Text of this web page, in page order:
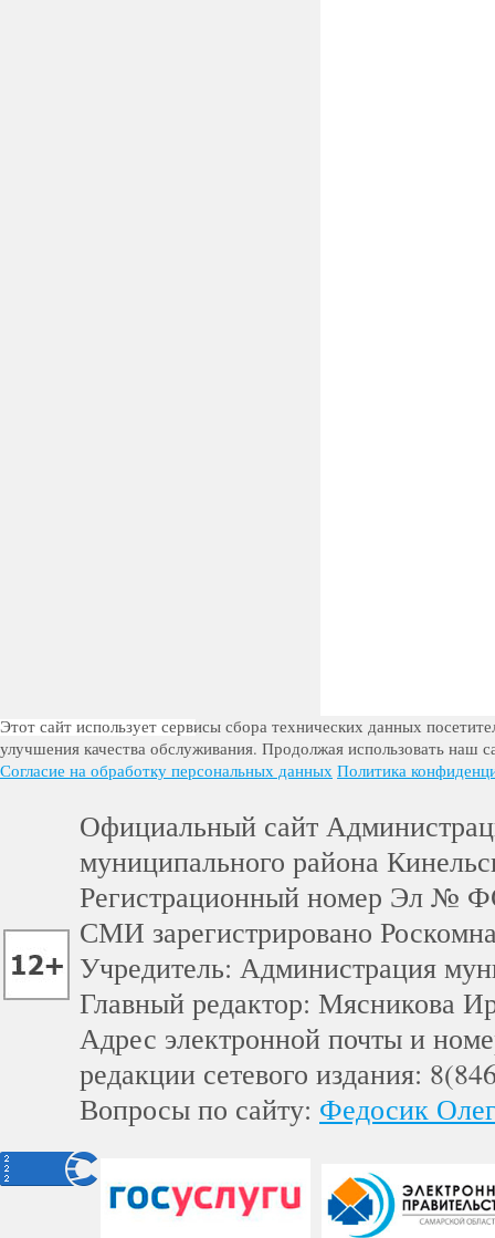
Этот сайт использует сервисы сбора технических данных
улучшения качества обслуживания. Продолжая использовать наш
Согласие на обработку персональных данных Политика
Официальный сайт
муниципального района
Регистрационный номер Эл №
СМИ зарегистрировано
Учредитель: Администрация
Главный редактор: Мясникова
Адрес электронной почты и
редакции сетевого издания:
Вопросы по сайту: Федосик